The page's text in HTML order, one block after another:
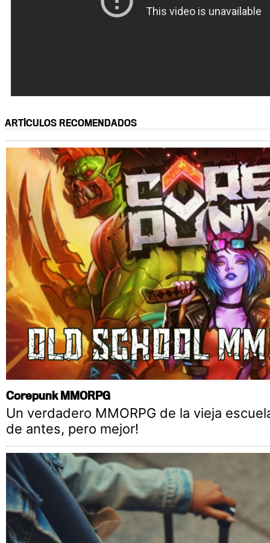
ARTÍCULOS RECOMENDADOS
Corepunk MMORPG
Un verdadero MMORPG de la vieja
de antes, pero mejor!